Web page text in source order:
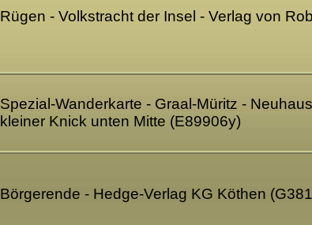
Rügen - Volkstracht der Insel - Verlag von
Spezial-Wanderkarte - Graal-Müritz -
kleiner Knick unten Mitte (E89906y)
Börgerende - Hedge-Verlag KG Köthen